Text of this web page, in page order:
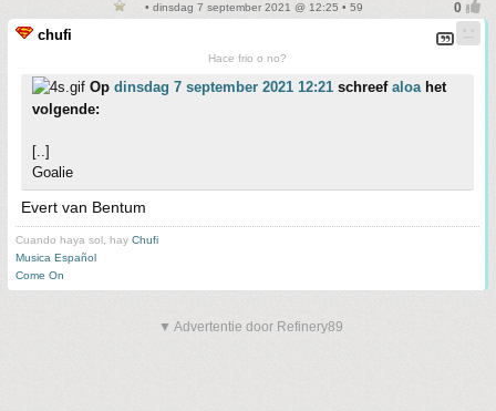
• dinsdag 7 september 2021 @ 12:25 • 59
chufi
Hace frio o no?
Op dinsdag 7 september 2021 12:21 schreef aloahet
volgende:
[..]
Goalie
Evert van Bentum
Cuando haya sol, hay Chufi
Musica Español
Come On
▼ Advertentie door Refinery89